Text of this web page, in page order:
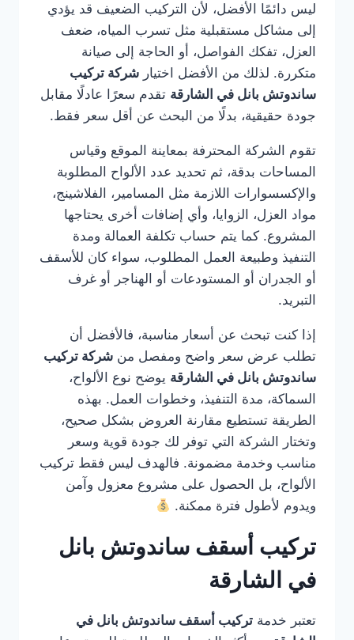
ليس دائمًا الأفضل، لأن التركيب الضعيف قد يؤدي
إلى مشاكل مستقبلية مثل تسرب المياه، ضعف
العزل، تفكك الفواصل، أو الحاجة إلى صيانة
متكررة. لذلك من الأفضل اختيار شركة تركيب
ساندوتش بانل في الشارقة تقدم سعرًا عادلًا مقابل
جودة حقيقية، بدلًا من البحث عن أقل سعر فقط.
تقوم الشركة المحترفة بمعاينة الموقع وقياس
المساحات بدقة، ثم تحديد عدد الألواح المطلوبة
والإكسسوارات اللازمة مثل المسامير، الفلاشينج،
مواد العزل، الزوايا، وأي إضافات أخرى يحتاجها
المشروع. كما يتم حساب تكلفة العمالة ومدة
التنفيذ وطبيعة العمل المطلوب، سواء كان للأسقف
أو الجدران أو المستودعات أو الهناجر أو غرف
التبريد.
إذا كنت تبحث عن أسعار مناسبة، فالأفضل أن
تطلب عرض سعر واضح ومفصل من شركة تركيب
ساندوتش بانل في الشارقة يوضح نوع الألواح،
السماكة، مدة التنفيذ، وخطوات العمل. بهذه
الطريقة تستطيع مقارنة العروض بشكل صحيح،
وتختار الشركة التي توفر لك جودة قوية وسعر
مناسب وخدمة مضمونة. فالهدف ليس فقط تركيب
الألواح، بل الحصول على مشروع معزول وآمن
ويدوم لأطول فترة ممكنة.
تركيب أسقف ساندوتش بانل
في الشارقة
تعتبر خدمة تركيب أسقف ساندوتش بانل في